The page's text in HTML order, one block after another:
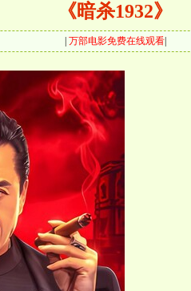
《暗杀1932》
万部电影免费在线观看|